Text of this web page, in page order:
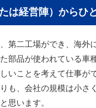
は経営陣）からひ
第二工場ができ、海外
部品が使われている車
いことを考えて仕事が
も、会社の規模は小さ
思います。